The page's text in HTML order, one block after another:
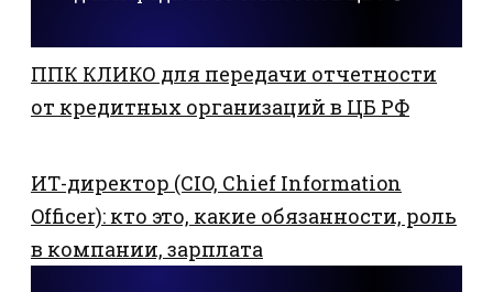
ППК КЛИКО для передачи отчетности
от кредитных организаций в ЦБ РФ
ИТ-директор (CIO, Chief Information
Officer): кто это, какие обязанности, роль
в компании, зарплата